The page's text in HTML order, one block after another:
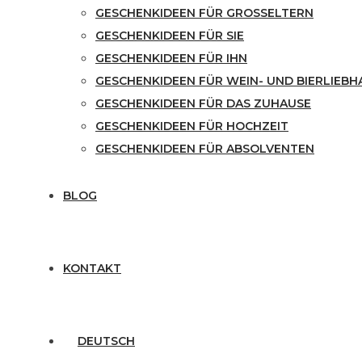
GESCHENKIDEEN FÜR GROSSELTERN
GESCHENKIDEEN FÜR SIE
GESCHENKIDEEN FÜR IHN
GESCHENKIDEEN FÜR WEIN- UND
GESCHENKIDEEN FÜR DAS ZUHAUSE
GESCHENKIDEEN FÜR HOCHZEIT
GESCHENKIDEEN FÜR ABSOLVENTEN
BLOG
KONTAKT
DEUTSCH